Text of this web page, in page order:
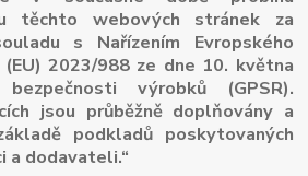
těchto webových stránek za
s Nařízením Evropského
2023/988 ze dne 10. května
výrobků (GPSR).
jsou průběžně doplňovány a
podkladů poskytovaných
a dodavateli.“